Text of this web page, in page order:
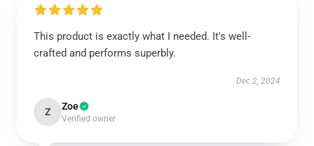
This product is exactly what I needed. It's well-
crafted and performs superbly.
Dec 2, 2024
Z Zoe
Verified owner